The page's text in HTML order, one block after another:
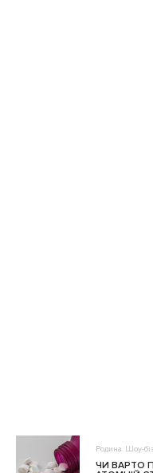
Родина Шоу-
ЧИ ВАРТО